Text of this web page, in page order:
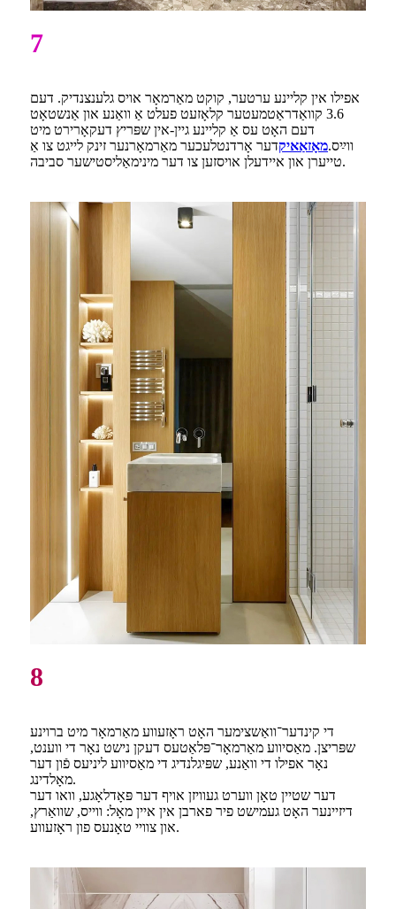
7
אפילו אין קליינע ערטער, קוקט מאַרמאָר אויס גלענצנדיק. דעם
3.6 קוואַדראַטמעטער קלאָזעט פעלט אַ וואַנע און אַנשטאָט
דעם האָט עס אַ קליינע גיין-אין שפּריץ דעקאָרירט מיט
ווײַס.מאָזאַאיקדער אָרדנטלעכער מאַרמאָרנער זינק לייגט צו אַ
טייערן און איידעלן אויסזען צו דער מינימאַליסטישער סביבה.
8
די קינדער־וואַשצימער האָט ראָזעווע מאַרמאָר מיט ברוינע
שפּריצן. מאַסיווע מאַרמאָר־פּלאַטעס דעקן נישט נאָר די ווענט,
נאָר אפילו די וואַנע, שפּיגלנדיג די מאַסיווע ליניעס פֿון דער
מאָלדינג.
דער שטיין טאָן ווערט געוויזן אויף דער פּאָדלאָגע, וואו דער
דיזיינער האָט געמישט פיר פארבן אין איין מאָל: ווייס, שוואַרץ,
און צוויי טאָנעס פון ראָזעווע.